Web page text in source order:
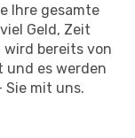
Ihre gesamte
Geld, Zeit
wird bereits von
und es werden
Sie mit uns.